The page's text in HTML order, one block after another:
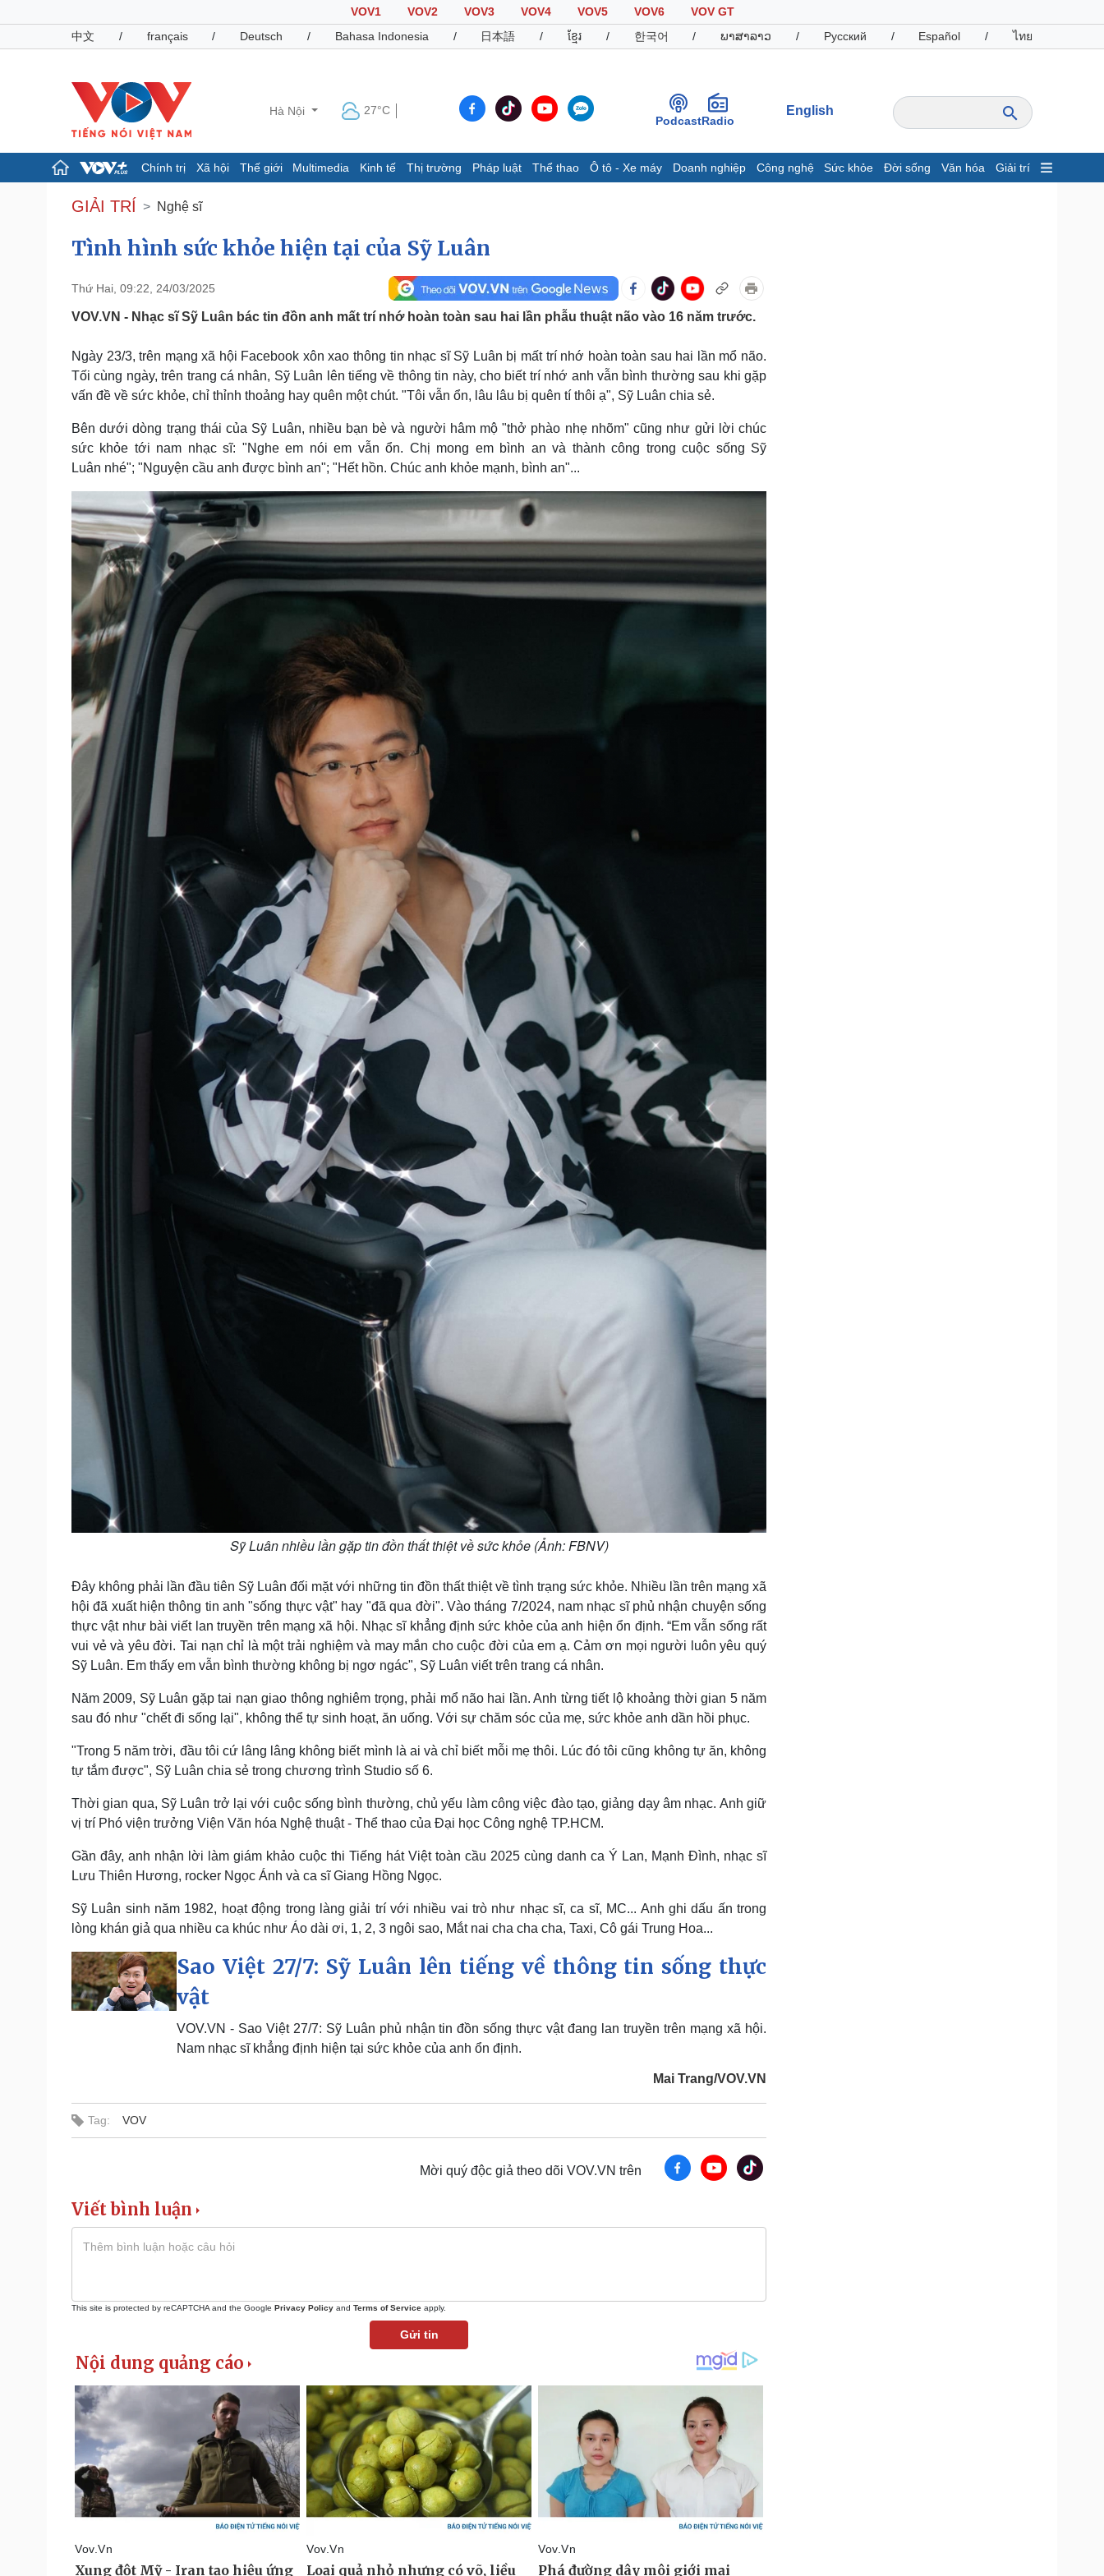
VOV1 VOV2 VOV3 VOV4 VOV5 VOV6
VOV GT
中文
/ français / Deutsch / Bahasa Indonesia / 日本語 / ខ្មែរ / 한국어 / ພາສາລາວ / Русский / Español / ไทย
Hà Nội 27°C
PodcastRadio
English
Chính trị Xã hội Thế giới Multimedia Kinh tế Thị trường Pháp luật Thể thao Ô tô - Xe máy Doanh nghiệp Công nghệ Sức khỏe Đời sống Văn hóa Giải trí
Chính trị
Tổ chức nhân sự
Quốc hội
Dự báo thời tiết
Giáo dục
Biển đảo
Cuộc sống đó đây
Hồ sơ
Infographic
Vụ án
Tin nóng
Tư vấn luật
Vũ khí
Việt Nam
Phân tích
Bóng đá
Lịch thi đấu bóng đá
Thế giới thể thao
Hậu trường
Ô tô
Xe máy
Tư vấn
Thông tin doanh nghiệp
Doanh nghiệp 24h
Dinh dưỡng - món ngon
Sản phụ khoa
Nhi khoa
Nam khoa
Làm đẹp - giảm cân
Phòng mạch online
Ăn sạch sống khỏe
Đời sống
Blog
Tình yêu - Gia đình
Văn hóa
Văn học
Âm nhạc
Thời trang
Sao Việt
Du lịch
Săn Tour
Cải chính
GIẢI TRÍ Nghệ sĩ
Tình hình sức khỏe hiện tại của Sỹ Luân
Thứ Hai, 09:22, 24/03/2025
VOV.VN - Nhạc sĩ Sỹ Luân bác tin đồn anh mất trí nhớ hoàn toàn sau hai lần phẫu thuật não vào 16 năm trước.
Ngày 23/3, trên mạng xã hội Facebook xôn xao thông tin nhạc sĩ Sỹ Luân bị mất trí nhớ hoàn toàn sau hai lần mổ não.
Tối cùng ngày, trên trang cá nhân, Sỹ Luân lên tiếng về thông tin này, cho biết trí nhớ anh vẫn bình thường sau khi gặp
vấn đề về sức khỏe, chỉ thỉnh thoảng hay quên một chút. "Tôi vẫn ổn, lâu lâu bị quên tí thôi ạ", Sỹ Luân chia sẻ.
Bên dưới dòng trạng thái của Sỹ Luân, nhiều bạn bè và người hâm mộ "thở phào nhẹ nhõm" cũng như gửi lời chúc
sức khỏe tới nam nhạc sĩ: "Nghe em nói em vẫn ổn. Chị mong em bình an và thành công trong cuộc sống Sỹ
Luân nhé"; "Nguyện cầu anh được bình an"; "Hết hồn. Chúc anh khỏe mạnh, bình an"...
Sỹ Luân nhiều lần gặp tin đồn thất thiệt về sức khỏe (Ảnh: FBNV)
Đây không phải lần đầu tiên Sỹ Luân đối mặt với những tin đồn thất thiệt về tình trạng sức khỏe. Nhiều lần trên mạng xã
hội đã xuất hiện thông tin anh "sống thực vật" hay "đã qua đời". Vào tháng 7/2024, nam nhạc sĩ phủ nhận chuyện sống
thực vật như bài viết lan truyền trên mạng xã hội. Nhạc sĩ khẳng định sức khỏe của anh hiện ổn định. “Em vẫn sống rất
vui vẻ và yêu đời. Tai nạn chỉ là một trải nghiệm và may mắn cho cuộc đời của em ạ. Cảm ơn mọi người luôn yêu quý
Sỹ Luân. Em thấy em vẫn bình thường không bị ngơ ngác", Sỹ Luân viết trên trang cá nhân.
Năm 2009, Sỹ Luân gặp tai nạn giao thông nghiêm trọng, phải mổ não hai lần. Anh từng tiết lộ khoảng thời gian 5 năm
sau đó như "chết đi sống lại", không thể tự sinh hoạt, ăn uống. Với sự chăm sóc của mẹ, sức khỏe anh dần hồi phục.
"Trong 5 năm trời, đầu tôi cứ lâng lâng không biết mình là ai và chỉ biết mỗi mẹ thôi. Lúc đó tôi cũng không tự ăn, không
tự tắm được", Sỹ Luân chia sẻ trong chương trình Studio số 6.
Thời gian qua, Sỹ Luân trở lại với cuộc sống bình thường, chủ yếu làm công việc đào tạo, giảng dạy âm nhạc. Anh giữ
vị trí Phó viện trưởng Viện Văn hóa Nghệ thuật - Thể thao của Đại học Công nghệ TP.HCM.
Gần đây, anh nhận lời làm giám khảo cuộc thi Tiếng hát Việt toàn cầu 2025 cùng danh ca Ý Lan, Mạnh Đình, nhạc sĩ
Lưu Thiên Hương, rocker Ngọc Ánh và ca sĩ Giang Hồng Ngọc.
Sỹ Luân sinh năm 1982, hoạt động trong làng giải trí với nhiều vai trò như nhạc sĩ, ca sĩ, MC... Anh ghi dấu ấn trong
lòng khán giả qua nhiều ca khúc như Áo dài ơi, 1, 2, 3 ngôi sao, Mắt nai cha cha cha, Taxi, Cô gái Trung Hoa...
Sao Việt 27/7: Sỹ Luân lên tiếng về thông tin sống thực
vật
VOV.VN - Sao Việt 27/7: Sỹ Luân phủ nhận tin đồn sống thực vật đang lan truyền trên mạng xã hội.
Nam nhạc sĩ khẳng định hiện tại sức khỏe của anh ổn định.
Mai Trang/VOV.VN
Tag: VOV
Mời quý độc giả theo dõi VOV.VN trên
Viết bình luận
This site is protected by reCAPTCHA and the Google Privacy Policy and Terms of Service apply.
Gửi tin